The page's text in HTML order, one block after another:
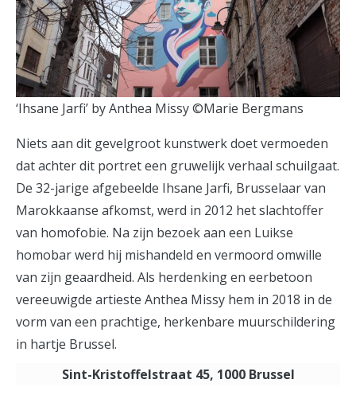
‘Ihsane Jarfi’ by Anthea Missy ©Marie Bergmans
Niets aan dit gevelgroot kunstwerk doet vermoeden
dat achter dit portret een gruwelijk verhaal schuilgaat.
De 32-jarige afgebeelde Ihsane Jarfi, Brusselaar van
Marokkaanse afkomst, werd in 2012 het slachtoffer
van homofobie. Na zijn bezoek aan een Luikse
homobar werd hij mishandeld en vermoord omwille
van zijn geaardheid. Als herdenking en eerbetoon
vereeuwigde artieste Anthea Missy hem in 2018 in de
vorm van een prachtige, herkenbare muurschildering
in hartje Brussel.
Sint-Kristoffelstraat 45, 1000 Brussel